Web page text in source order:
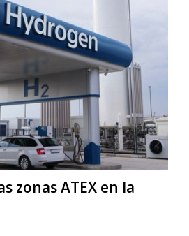
zonas ATEX en la